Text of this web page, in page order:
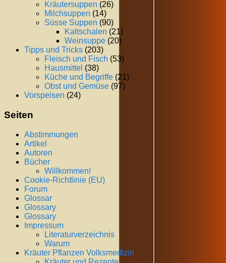
Kräutersuppen (26)
Milchsuppen (14)
Süsse Suppen (90)
Kaltschalen (21)
Weinsuppe (20)
Tipps und Tricks (203)
Fleisch und Fisch (53)
Hausmittel (38)
Küche und Begriffe (21)
Obst und Gemüse (97)
Vorspeisen (24)
Seiten
Abstimmungen
Artikel
Autoren
Bücher
Willkommen!
Cookie-Richtlinie (EU)
Forum
Glossar
Glossary
Glossary
Impressum
Literaturverzeichnis
Warum
Kräuter Pflanzen Volksmedizin